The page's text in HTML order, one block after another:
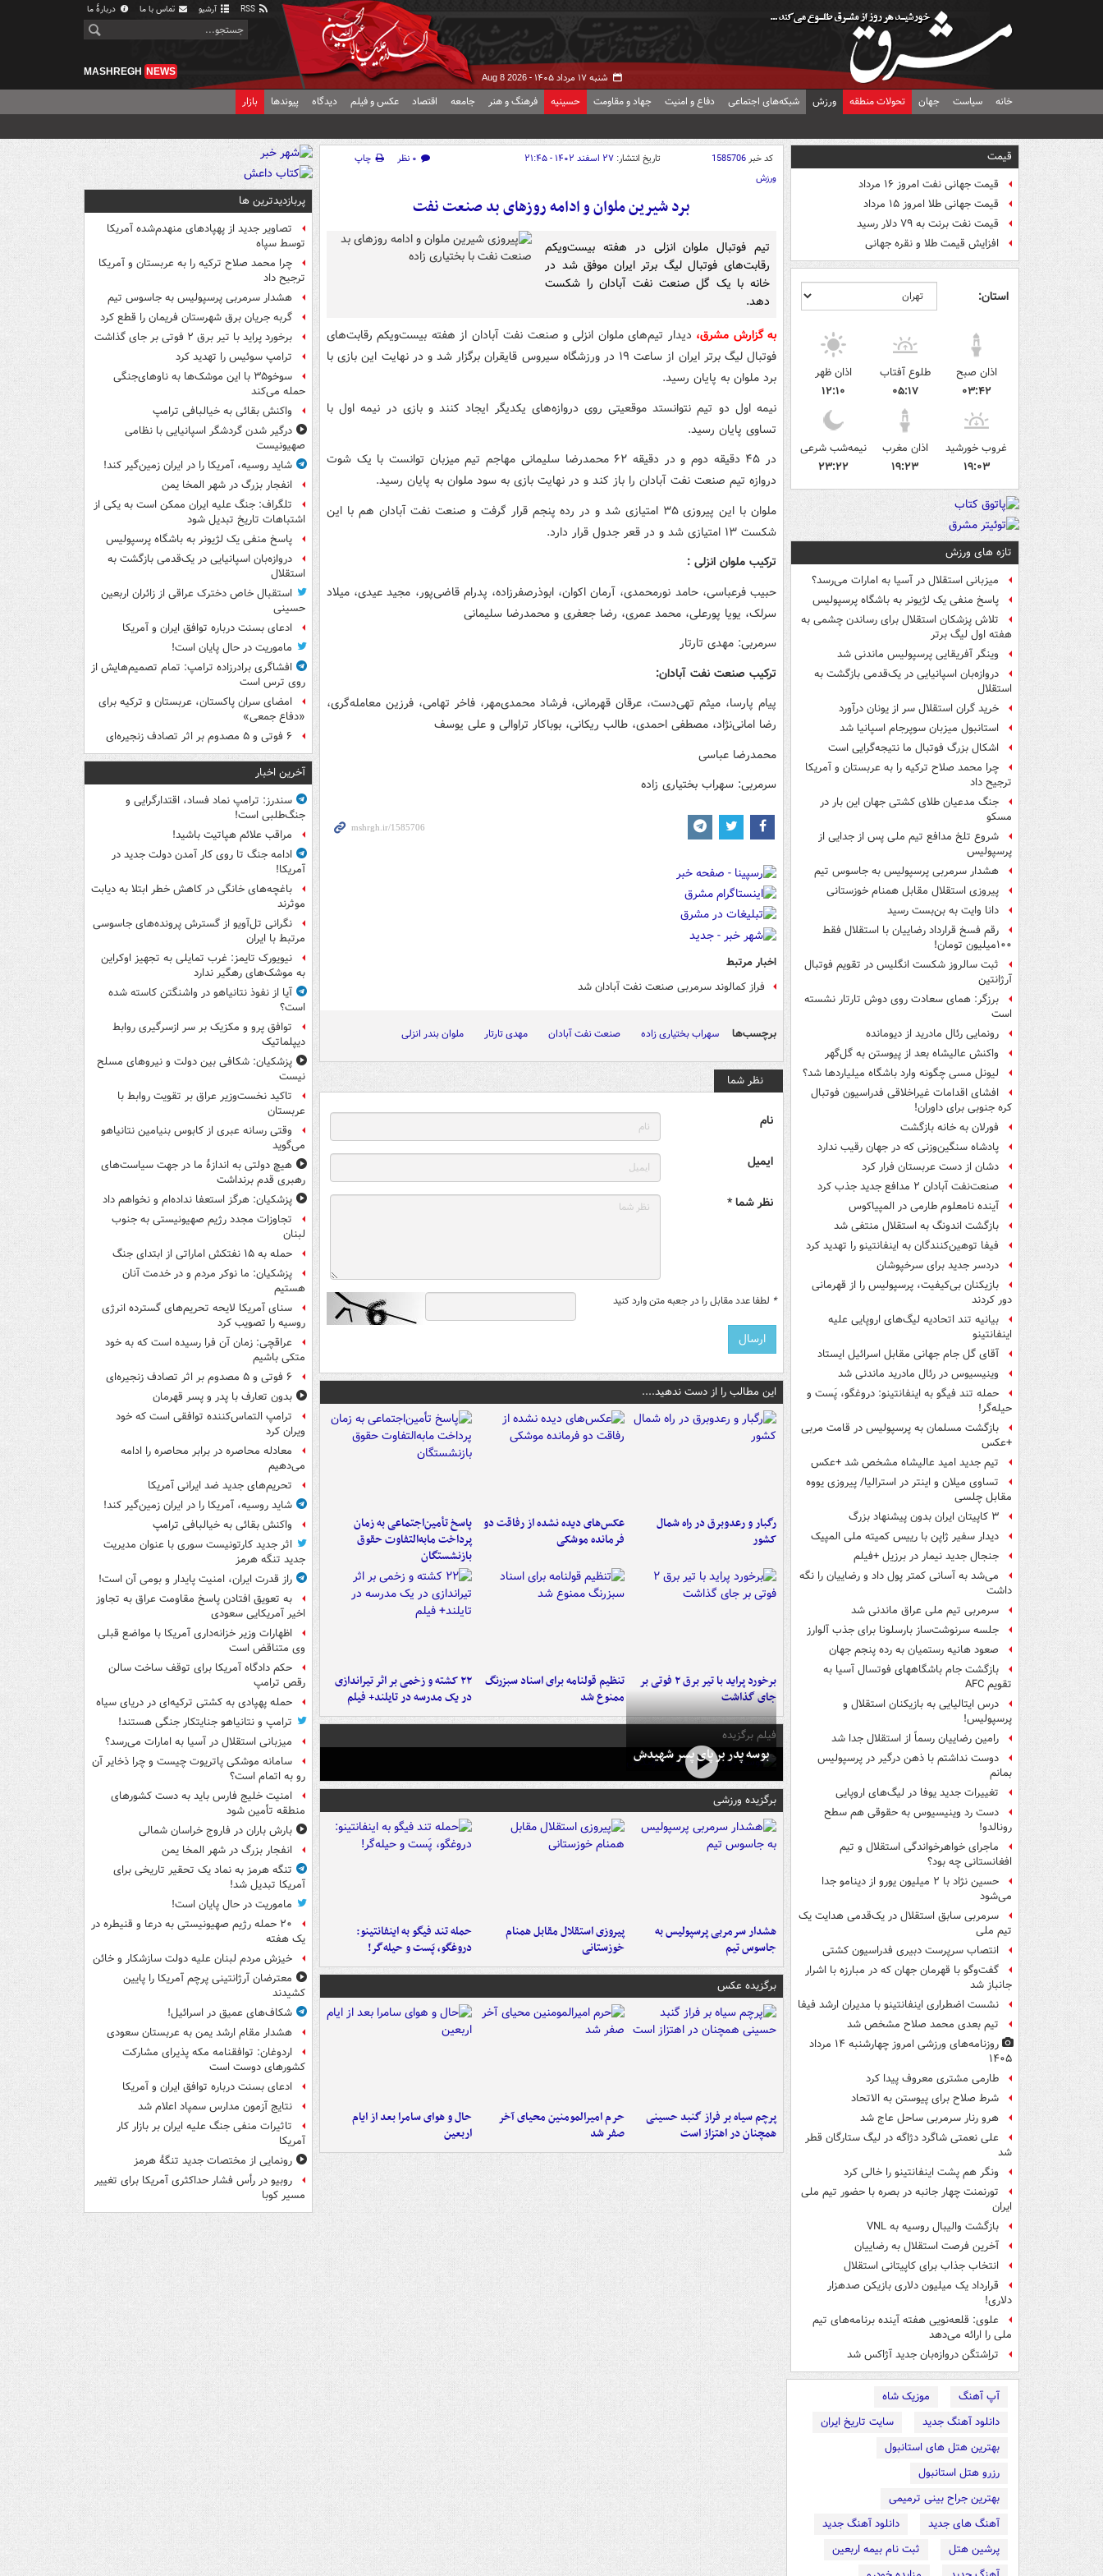
آرشیو تماس با ما دربارهٔ ما
شنبه ۱۷ مرداد ۱۴۰۵ - Aug 8 2026
MASHREGH NEWS
خانه سیاست جهان تحولات منطقه ورزش شبکه‌های اجتماعی دفاع و امنیت جهاد و مقاومت حسینیه فرهنگ و هنر جامعه اقتصاد عکس و فیلم دیدگاه پیوندها بازار
قیمت
قیمت جهانی نفت امروز ۱۶ مرداد
قیمت جهانی طلا امروز ۱۵ مرداد
قیمت نفت برنت به ۷۹ دلار رسید
افزایش قیمت طلا و نقره جهانی
استان:
اذان صبح
۰۳:۴۲
طلوع آفتاب
۰۵:۱۷
اذان ظهر
۱۲:۱۰
غروب خورشید
۱۹:۰۳
اذان مغرب
۱۹:۲۳
نیمه‌شب شرعی
۲۳:۲۲
تازه های ورزش
میزبانی استقلال در آسیا به امارات می‌رسد؟
پاسخ منفی یک لژیونر به باشگاه پرسپولیس
تلاش پزشکان استقلال برای رساندن چشمی به
هفته اول لیگ برتر
وینگر آفریقایی پرسپولیس ماندنی شد
دروازه‌بان اسپانیایی در یک‌قدمی بازگشت به
استقلال
خرید گران استقلال سر از یونان درآورد
استانبول میزبان سوپرجام اسپانیا شد
اشکال بزرگ فوتبال ما نتیجه‌گرایی است
چرا محمد صلاح ترکیه را به عربستان و آمریکا
ترجیح داد
جنگ مدعیان طلای کشتی جهان این بار در
مسکو
شروع تلخ مدافع تیم ملی پس از جدایی از
پرسپولیس
هشدار سرمربی پرسپولیس به جاسوس تیم
پیروزی استقلال مقابل همنام خوزستانی
دانا وایت به بن‌بست رسید
رقم فسخ قرارداد رضاییان با استقلال فقط
۱۰۰میلیون تومان!
ثبت سالروز شکست انگلیس در تقویم فوتبال
آرژانتین
برزگر: همای سعادت روی دوش تارتار نشسته
است
رونمایی رئال مادرید از دیومانده
واکنش عالیشاه بعد از پیوستن به گل‌گهر
لیونل مسی چگونه وارد باشگاه میلیاردها شد؟
افشای اقدامات غیراخلاقی فدراسیون فوتبال
کره جنوبی برای داوران!
فورلان به خانه بازگشت
پادشاه سنگین‌وزنی که در جهان رقیب ندارد
دشان از دست عربستان فرار کرد
صنعت‌نفت آبادان ۲ مدافع جدید جذب کرد
آینده نامعلوم طارمی در المپیاکوس
بازگشت اندونگ به استقلال منتفی شد
فیفا توهین‌کنندگان به اینفانتینو را تهدید کرد
دردسر جدید برای سرخپوشان
بازیکنان بی‌کیفیت، پرسپولیس را از قهرمانی
دور کردند
بیانیه تند اتحادیه لیگ‌های اروپایی علیه
اینفانتینو
آقای گل جام جهانی مقابل اسرائیل ایستاد
وینیسیوس در رئال مادرید ماندنی شد
حمله تند فیگو به اینفانتینو: دروغگو، پَست‌ و
حیله‌گر!
بازگشت مسلمان به پرسپولیس در قامت مربی
+عکس
تیم جدید امید عالیشاه مشخص شد +عکس
تساوی میلان و اینتر در استرالیا/ پیروزی یووه
مقابل چلسی
۳ کاپیتان ایران بدون پیشنهاد بزرگ
دیدار سفیر ژاپن با رییس کمیته ملی المپیک
جنجال جدید نیمار در برزیل +فیلم
می‌شد به آسانی کمتر پول داد و رضاییان را نگه
داشت
سرمربی تیم ملی عراق ماندنی شد
جلسه سرنوشت‌ساز بارسلونا برای جذب آلوارز
صعود هانیه رستمیان به رده پنجم جهان
بازگشت جام باشگاههای فوتسال آسیا به
تقویم AFC
درس ایتالیایی‌ به بازیکنان استقلال و
پرسپولیس!
رامین رضاییان رسماً از استقلال جدا شد
دوست نداشتم با ذهن درگیر در پرسپولیس
بمانم
تغییرات جدید یوفا در لیگ‌های اروپایی
دست رد وینیسیوس به حقوقی هم سطح
رونالدو!
ماجرای خواهرخواندگی استقلال و تیم
افغانستانی چه بود؟
حسین نژاد با ۲ میلیون یورو از دینامو جدا
می‌شود
سرمربی سابق استقلال در یک‌قدمی هدایت یک
تیم ملی
انتصاب سرپرست دبیری فدراسیون کشتی
گفت‌وگو با قهرمان جهان که در مبارزه با اشرار
جانباز شد
نشست اضطراری اینفانتینو با مدیران ارشد فیفا
تیم بعدی محمد صلاح مشخص شد
روزنامه‌های ورزشی امروز چهارشنبه ۱۴ مرداد
۱۴۰۵
طارمی مشتری معروف پیدا کرد
شرط صلاح برای پیوستن به الاتحاد
هرو رنار سرمربی ساحل عاج شد
علی نعمتی شاگرد دژاگه در لیگ ستارگان قطر
شد
ونگر هم پشت اینفانتینو را خالی کرد
تورنمنت چهار جانبه در بصره با حضور تیم ملی
ایران
بازگشت والیبال روسیه به VNL
آخرین فرصت استقلال به رضاییان
انتخاب جذاب برای کاپیتانی استقلال
قرارداد یک میلیون دلاری بازیکن صدهزار
دلاری!
علوی: قلعه‌نویی هفته آینده برنامه‌های تیم
ملی را ارائه می‌دهد
تراِشتگن دروازه‌بان جدید آژاکس شد
آپ آهنگ
موزیک شاه
دانلود آهنگ جدید
سایت تاریخ ایران
بهترین هتل های استانبول
رزرو هتل استانبول
بهترین جراح بینی ترمیمی
آهنگ های جدید
دانلود آهنگ جدید
پرشین هتل
ثبت نام بیمه اربعین
کد خبر1585706 تاریخ انتشار: ۲۷ اسفند ۱۴۰۲ - ۲۱:۴۵ ۰ نظر
چاپ
ورزش
برد شیرین ملوان و ادامه روزهای بد صنعت نفت
تیم فوتبال ملوان انزلی در هفته بیست‌ویکم
رقابت‌های فوتبال لیگ برتر ایران موفق شد در
خانه با یک گل صنعت نفت آبادان را شکست
دهد.
به گزارش مشرق، دیدار تیم‌های ملوان انزلی و صنعت نفت آبادان از هفته بیست‌ویکم رقابت‌های
فوتبال لیگ برتر ایران از ساعت ۱۹ در ورزشگاه سیروس قایقران برگزار شد و در نهایت این بازی با
برد ملوان به پایان رسید.
نیمه اول دو تیم نتوانستد موقعیتی روی دروازه‌های یکدیگر ایجاد کنند و بازی در نیمه اول با
تساوی پایان رسید.
در ۴۵ دقیقه دوم و در دقیقه ۶۲ محمدرضا سلیمانی مهاجم تیم میزبان توانست با یک شوت
دروازه تیم صنعت نفت آبادان را باز کند و در نهایت بازی به سود ملوان به پایان رسید.
ملوان با این پیروزی ۳۵ امتیازی شد و در رده پنجم قرار گرفت و صنعت نفت آبادان هم با این
شکست ۱۳ امتیازی شد و در قعر جدول قرار دارد.
ترکیب ملوان انزلی :
حبیب فرعباسی، حامد نورمحمدی، آرمان اکوان، ابوذرصفرزاده، پدرام قاضی‌پور، مجید عیدی، میلاد
سرلک، یویا پورعلی، محمد عمری، رضا جعفری و محمدرضا سلیمانی
سرمربی: مهدی تارتار
ترکیب صنعت نفت آبادان:
پیام پارسا، میثم تهی‌دست، عرقان قهرمانی، فرشاد محمدی‌مهر، فاخر تهامی، فرزین معامله‌گری،
رضا امانی‌نژاد، مصطفی احمدی، طالب ریکانی، بوباکار تراوالی و علی یوسف
محمدرضا عباسی
سرمربی: سهراب بختیاری زاده
اخبار مرتبط
فراز کمالوند سرمربی صنعت نفت آبادان شد
برچسب‌ها سهراب بختیاری زاده صنعت نفت آبادان مهدی تارتار ملوان بندر انزلی
نظر شما
نام
ایمیل
نظر شما *
* لطفا عدد مقابل را در جعبه متن وارد کنید
این مطالب را از دست ندهید....
رگبار و رعدوبرق در راه شمال
کشور
عکس‌های دیده نشده از رفاقت دو
فرمانده‌ موشکی
پاسخ تأمین‌اجتماعی به زمان
پرداخت مابه‌التفاوت حقوق
بازنشستگان
برخورد پراید با تیر برق ۲ فوتی بر
جای گذاشت
تنظیم قولنامه برای اسناد سبزرنگ
ممنوع شد
۲۲ کشته و زخمی بر اثر تیراندازی
در یک مدرسه در تایلند+ فیلم
فیلم برگزیده
بوسه‌ پدر بر پای پسر شهیدش
برگزیده ورزشی
هشدار سرمربی پرسپولیس به
جاسوس تیم
پیروزی استقلال مقابل همنام
خوزستانی
حمله تند فیگو به اینفانتینو:
دروغگو، پَست‌ و حیله‌گر!
برگزیده عکس
پرچم سیاه بر فراز گنبد حسینی
همچنان در اهتزاز است
حرم امیرالمومنین محیای آخر
صفر شد
حال و هوای سامرا بعد از ایام
اربعین
پربازدیدترین ها
تصاویر جدید از پهپادهای منهدم‌شده آمریکا
توسط سپاه
چرا محمد صلاح ترکیه را به عربستان و آمریکا
ترجیح داد
هشدار سرمربی پرسپولیس به جاسوس تیم
گربه جریان برق شهرستان فریمان را قطع کرد
برخورد پراید با تیر برق ۲ فوتی بر جای گذاشت
ترامپ سوئیس را تهدید کرد
سوخو۳۵ با این موشک‌ها به ناوهای‌جنگی
حمله می‌کند
واکنش بقائی به خیالبافی ترامپ
درگیر شدن گردشگر اسپانیایی با نظامی
صهیونیست
شاید روسیه، آمریکا را در ایران زمین‌گیر کند!
انفجار بزرگ در شهر المخا یمن
تلگراف: جنگ علیه ایران ممکن است به یکی از
اشتباهات تاریخ تبدیل شود
پاسخ منفی یک لژیونر به باشگاه پرسپولیس
دروازه‌بان اسپانیایی در یک‌قدمی بازگشت به
استقلال
استقبال خاص دخترک عراقی از زائران اربعین
حسینی
ادعای بسنت درباره توافق ایران و آمریکا
ماموریت در حال پایان است!
افشاگری برادرزاده ترامپ: تمام تصمیم‌هایش از
روی ترس است
امضای سران پاکستان، عربستان و ترکیه برای
«دفاع جمعی»
۶ فوتی و ۵ مصدوم بر اثر تصادف زنجیره‌ای
آخرین اخبار
سندرز: ترامپ نماد فساد، اقتدارگرایی و
جنگ‌طلبی است!
مراقب علائم هپاتیت باشید!
ادامه جنگ تا روی کار آمدن دولت جدید در
آمریکا!
باغچه‌های خانگی در کاهش خطر ابتلا به دیابت
موثرند
نگرانی تل‌آویو از گسترش پرونده‌های جاسوسی
مرتبط با ایران
نیویورک تایمز: غرب تمایلی به تجهیز اوکراین
به موشک‌های رهگیر ندارد
آیا از نفوذ نتانیاهو در واشنگتن کاسته شده
است؟
توافق پرو و مکزیک بر سر ازسرگیری روابط
دیپلماتیک
پزشکیان: شکافی بین دولت و نیروهای مسلح
نیست
تاکید نخست‌وزیر عراق بر تقویت روابط با
عربستان
وقتی رسانه عبری از کابوس بنیامین نتانیاهو
می‌گوید
هیچ دولتی به اندازۀ ما در جهت سیاست‌های
رهبری قدم برنداشت
پزشکیان: هرگز استعفا نداده‌ام و نخواهم داد
تجاوزات مجدد رژیم صهیونیستی به جنوب
لبنان
حمله به ۱۵ نفتکش‌ اماراتی از ابتدای جنگ
پزشکیان: ما نوکر مردم و در خدمت آنان
هستیم
سنای آمریکا لایحه تحریم‌های گسترده انرژی
روسیه را تصویب کرد
عراقچی: زمان آن فرا رسیده است که به خود
متکی باشیم
۶ فوتی و ۵ مصدوم بر اثر تصادف زنجیره‌ای
بدون تعارف با پدر و پسر قهرمان
ترامپ التماس‌کننده توافقی است که خود
ویران کرد
معادله محاصره در برابر محاصره را ادامه
می‌دهیم
تحریم‌های جدید ضد ایرانی آمریکا
شاید روسیه، آمریکا را در ایران زمین‌گیر کند!
واکنش بقائی به خیالبافی ترامپ
اثر جدید کارتونیست سوری با عنوان مدیریت
جدید تنگه هرمز
راز قدرت ایران، امنیت پایدار و بومی آن است!
به تعویق افتادن پاسخ مقاومت عراق به تجاوز
اخیر آمریکایی سعودی
اظهارات وزیر خزانه‌داری آمریکا با مواضع قبلی
وی متناقض است
حکم دادگاه آمریکا برای توقف ساخت سالن
رقص ترامپ
حمله پهپادی به کشتی ترکیه‌ای در دریای سیاه
ترامپ و نتانیاهو جنایتکار جنگی هستند!
میزبانی استقلال در آسیا به امارات می‌رسد؟
سامانه موشکی پاتریوت چیست و چرا ذخایر آن
رو به اتمام است؟
امنیت خلیج فارس باید به دست کشورهای
منطقه تأمین شود
بارش باران در فاروج خراسان شمالی
انفجار بزرگ در شهر المخا یمن
تنگه هرمز به نماد یک تحقیر تاریخی برای
آمریکا تبدیل شد!
ماموریت در حال پایان است!
۲۰ حمله رژیم صهیونیستی به درعا و قنیطره در
یک هفته
خیزش مردم لبنان علیه دولت سازشکار و خائن
معترضان آرژانتینی پرچم آمریکا را پایین
کشیدند
شکاف‌های عمیق در اسرائیل!
هشدار مقام ارشد یمن به عربستان سعودی
اردوغان: توافقنامه مکه پذیرای مشارکت
کشورهای دوست است
ادعای بسنت درباره توافق ایران و آمریکا
نتایج آزمون مدارس سمپاد اعلام شد
تاثیرات منفی جنگ علیه ایران بر بازار کار
آمریکا
رونمایی از مختصات جدید تنگۀ هرمز
روبیو در رأس فشار حداکثری آمریکا برای تغییر
مسیر کوبا